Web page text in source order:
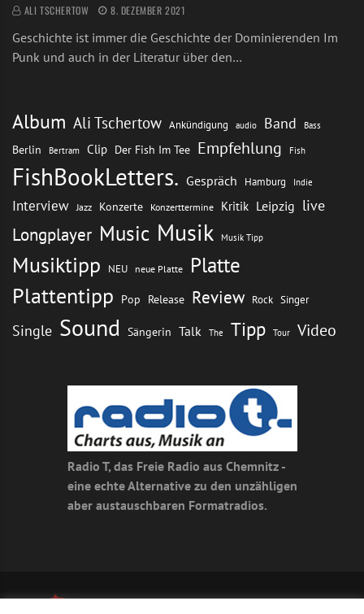
ALI TSCHERTOW 8. DEZEMBER 2021
Geschichte ist immer die Geschichte der Dominierenden Im
Punk und auch in der Literatur über den…
Album Ali Tschertow Ankündigung audio Band Bass
Berlin Bertram Clip Der Fish Im Tee Empfehlung Fish
FishBookLetters. Gespräch Hamburg Indie
Interview Jazz Konzerte Konzerttermine Kritik Leipzig live
Longplayer Music Musik Musik Tipp
Musiktipp NEU neue Platte Platte
Plattentipp Pop Release Review Rock Singer
Single Sound Sängerin Talk The Tipp Tour Video
Radio T, das Freie Radio aus Chemnitz -
eine echte Alternative zu den unzähligen
aber austauschbaren Formatradios.